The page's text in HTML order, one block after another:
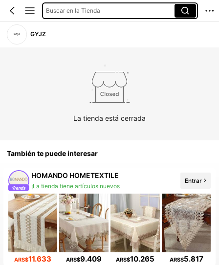
Buscar en la Tienda
GYJZ
La tienda está cerrada
También te puede interesar
HOMANDO HOMETEXTILE
¡La tienda tiene artículos nuevos
Entrar
ARS$11.633 ARS$9.409 ARS$10.265 ARS$5.817